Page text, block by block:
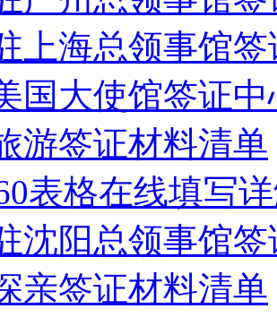
上海总领事馆
国大使馆签证中
游签证材料清单
表格在线填写
沈阳总领事馆
亲签证材料清单